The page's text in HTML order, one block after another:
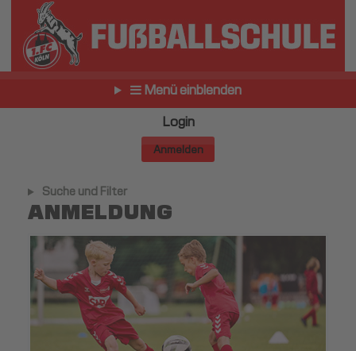
Menü einblenden
Login
Anmelden
Suche und Filter
ANMELDUNG